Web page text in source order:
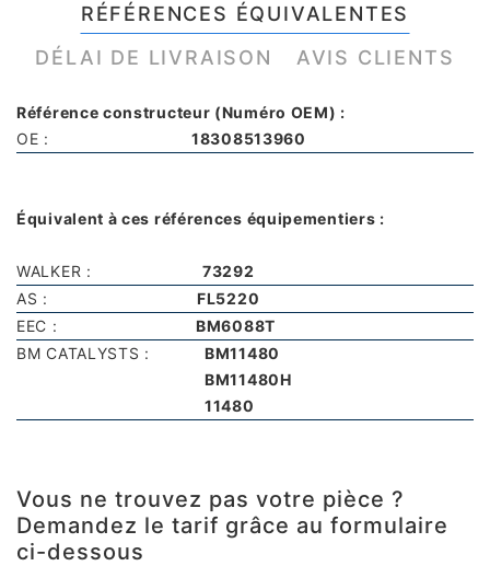
RÉFÉRENCES ÉQUIVALENTES
DÉLAI DE LIVRAISON
AVIS CLIENTS
Référence constructeur (Numéro OEM) :
OE :
18308513960
Équivalent à ces références équipementiers :
WALKER :
73292
AS :
FL5220
EEC :
BM6088T
BM CATALYSTS :
BM11480
BM11480H
11480
Vous ne trouvez pas votre pièce ?
Demandez le tarif grâce au formulaire
ci-dessous